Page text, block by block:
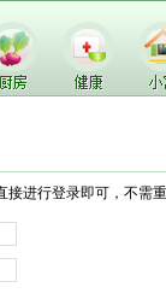
接进行登录即可，不需